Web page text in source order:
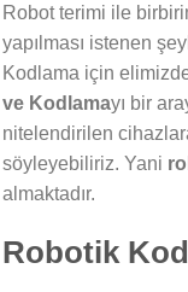
Robot terimi ile
yapılması istenen
Kodlama için
ve Kodlamayı bir
nitelendirilen
söyleyebiliriz. Yani
almaktadır.
Robotik